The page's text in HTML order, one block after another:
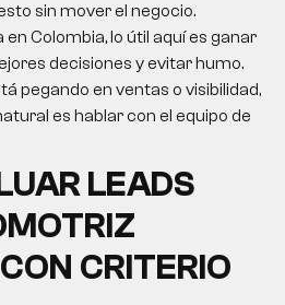
sin mover el negocio.
en Colombia, lo útil aquí es ganar
decisiones y evitar humo.
pegando en ventas o visibilidad,
es hablar con el equipo de
LEADS
CON CRITERIO